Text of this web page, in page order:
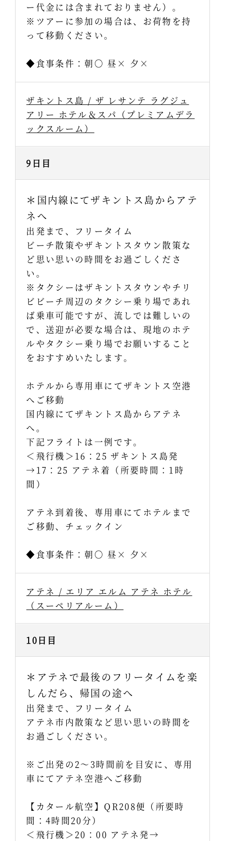
ー代金には含まれておりません）。
※ツアーに参加の場合は、お荷物を持
って移動ください。
◆食事条件：朝〇 昼× 夕×
ザキントス島 / ザ レサンテ ラグジュ
アリー ホテル＆スパ（プレミアムデラ
ックスルーム）
9日目
＊国内線にてザキントス島からアテ
ネへ
出発まで、フリータイム
ビーチ散策やザキントスタウン散策な
ど思い思いの時間をお過ごしくださ
い。
※タクシーはザキントスタウンやチリ
ビビーチ周辺のタクシー乗り場であれ
ば乗車可能ですが、流しでは難しいの
で、送迎が必要な場合は、現地のホテ
ルやタクシー乗り場でお願いすること
をおすすめいたします。
ホテルから専用車にてザキントス空港
へご移動
国内線にてザキントス島からアテネ
へ。
下記フライトは一例です。
＜飛行機＞16：25 ザキントス島発
→17：25 アテネ着（所要時間：1時
間）
アテネ到着後、専用車にてホテルまで
ご移動、チェックイン
◆食事条件：朝〇 昼× 夕×
アテネ / エリア エルム アテネ ホテル
（スーペリアルーム）
10日目
＊アテネで最後のフリータイムを楽
しんだら、帰国の途へ
出発まで、フリータイム
アテネ市内散策など思い思いの時間を
お過ごしください。
※ご出発の2～3時間前を目安に、専用
車にてアテネ空港へご移動
【カタール航空】QR208便（所要時
間：4時間20分）
＜飛行機＞20：00 アテネ発→